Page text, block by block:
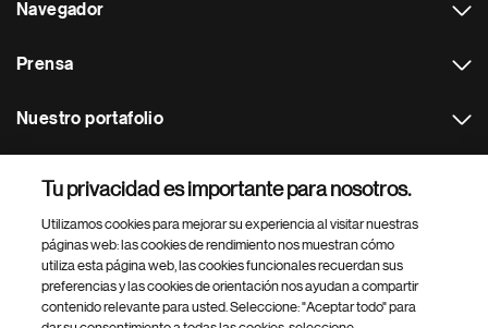
Navegador
Prensa
Nuestro portafolio
Footer Site Search
Tu privacidad es importante para nosotros.
Utilizamos cookies para mejorar su experiencia al visitar nuestras
páginas web: las cookies de rendimiento nos muestran cómo
utiliza esta página web, las cookies funcionales recuerdan sus
preferencias y las cookies de orientación nos ayudan a compartir
contenido relevante para usted. Seleccione: "Aceptar todo" para